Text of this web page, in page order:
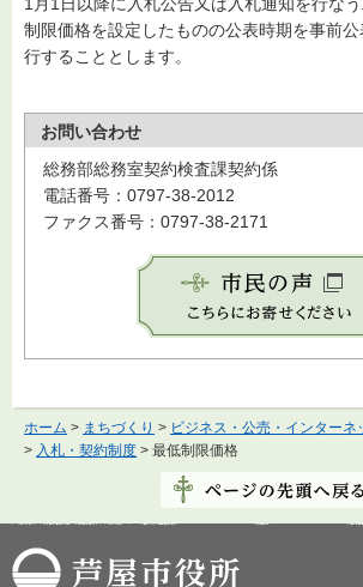
制限価格を設定したものの公表時期を事前
行することとします。
お問い合わせ
総務部総務室契約検査課契約係
電話番号：0797-38-2012
ファクス番号：0797-38-2171
ホーム > まちづくり > ビジネス・公売・インターネ
> 入札・契約制度 > 最低制限価格
芦屋市役所